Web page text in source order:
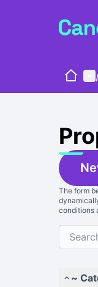
Home
The form
conditions
~